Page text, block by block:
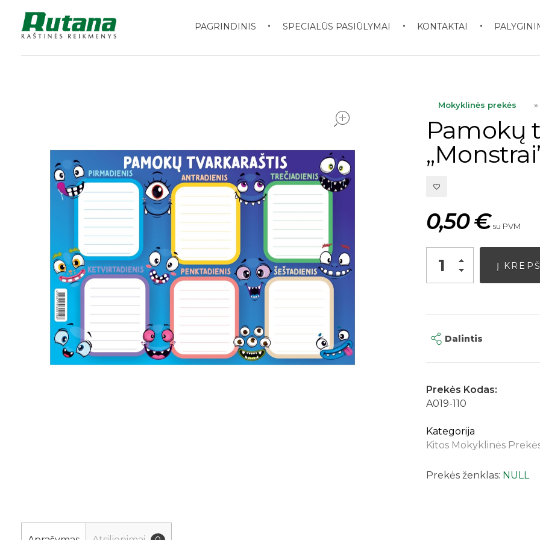
PAGRINDINIS SPECIALŪS PASIŪLYMAI KONTAKTAI
Mokyklinės prekės »
Pamokų
0,50€ su PVM
Į
Dalintis
Prekės Kodas:
A019-110
Kategorija
Kitos Mokyklinės
Prekės ženklas: NULL